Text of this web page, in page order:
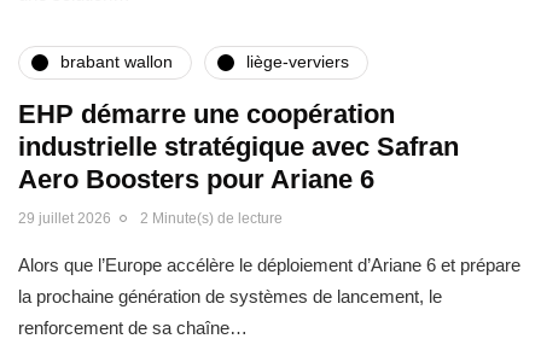
brabant wallon liège-verviers
EHP démarre une coopération
industrielle stratégique avec Safran
Aero Boosters pour Ariane 6
29 juillet 2026 2 Minute(s) de lecture
Alors que l’Europe accélère le déploiement d’Ariane 6 et prépare
la prochaine génération de systèmes de lancement, le
renforcement de sa chaîne…